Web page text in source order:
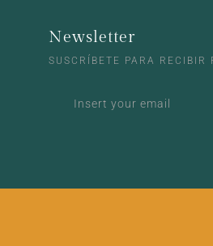
Newsletter
SUSCRÍBETE PARA RECIBIR